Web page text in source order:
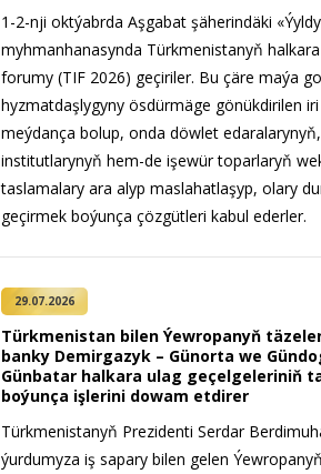
1-2-nji oktýabrda Aşgabat şäherindäki
myhmanhanasynda Türkmenistanyň
forumy (TIF 2026) geçiriler. Bu çäre maýa
hyzmatdaşlygyny ösdürmäge gönükdirilen
meýdança bolup, onda döwlet
institutlarynyň hem-de işewür toparlaryň
taslamalary ara alyp maslahatlaşyp, olary
geçirmek boýunça çözgütleri kabul ederler.
29.07.2026
Türkmenistan bilen Ýewropanyň
banky Demirgazyk – Günorta we
Günbatar halkara ulag geçelgeleriniň
boýunça işlerini dowam etdirer
Türkmenistanyň Prezidenti Serdar
ýurdumyza iş sapary bilen gelen